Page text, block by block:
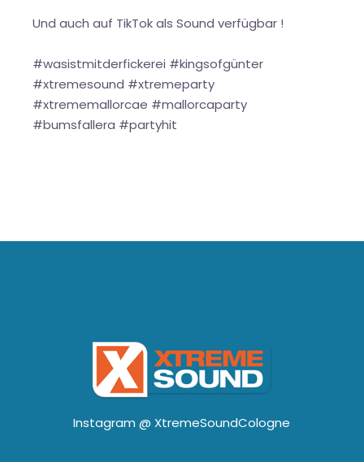
Und auch auf TikTok als Sound verfügbar !
#wasistmitderfickerei #kingsofgünter
#xtremesound #xtremeparty
#xtrememallorcae #mallorcaparty
#bumsfallera #partyhit
Instagram @ XtremeSoundCologne